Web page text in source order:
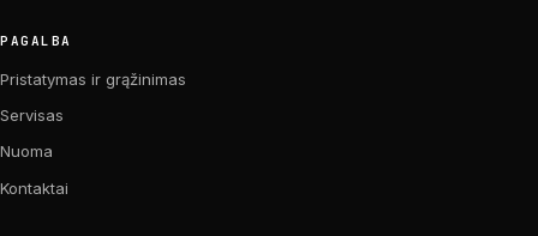
PAGALBA
Pristatymas ir grąžinimas
Servisas
Nuoma
Kontaktai